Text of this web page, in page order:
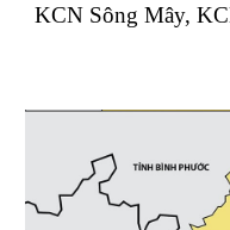
KCN Sông Mây,